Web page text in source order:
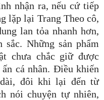
nhận ra, nếu cứ tiếp
lặp lại Trang Theo cô,
lan tỏa nhanh hơn,
Những sản phẩm
chưa chắc giữ được
cá nhân. Điều khiến
đôi khi lại đến từ
nói chuyện tự nhiên,